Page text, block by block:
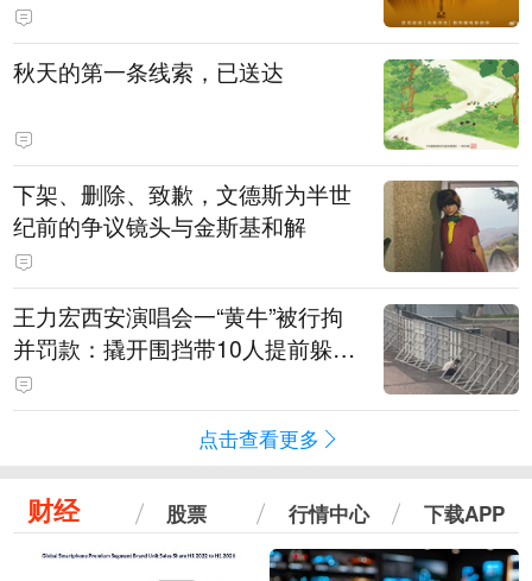
秋天的第一条线索，已送达
下架、删除、致歉，文德斯为半世
纪前的争议镜头与金斯基和解
王力宏西安演唱会一“黄牛”被行拘
并罚款：撬开围挡带10人提前躲进
场馆清洁室，开唱前还没混入观众
席就被抓
点击查看更多
财经 股票 行情中心 下载APP